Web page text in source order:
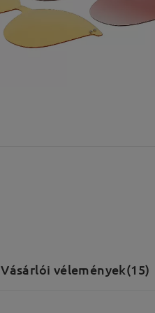
Vásárlói vélemények(15)